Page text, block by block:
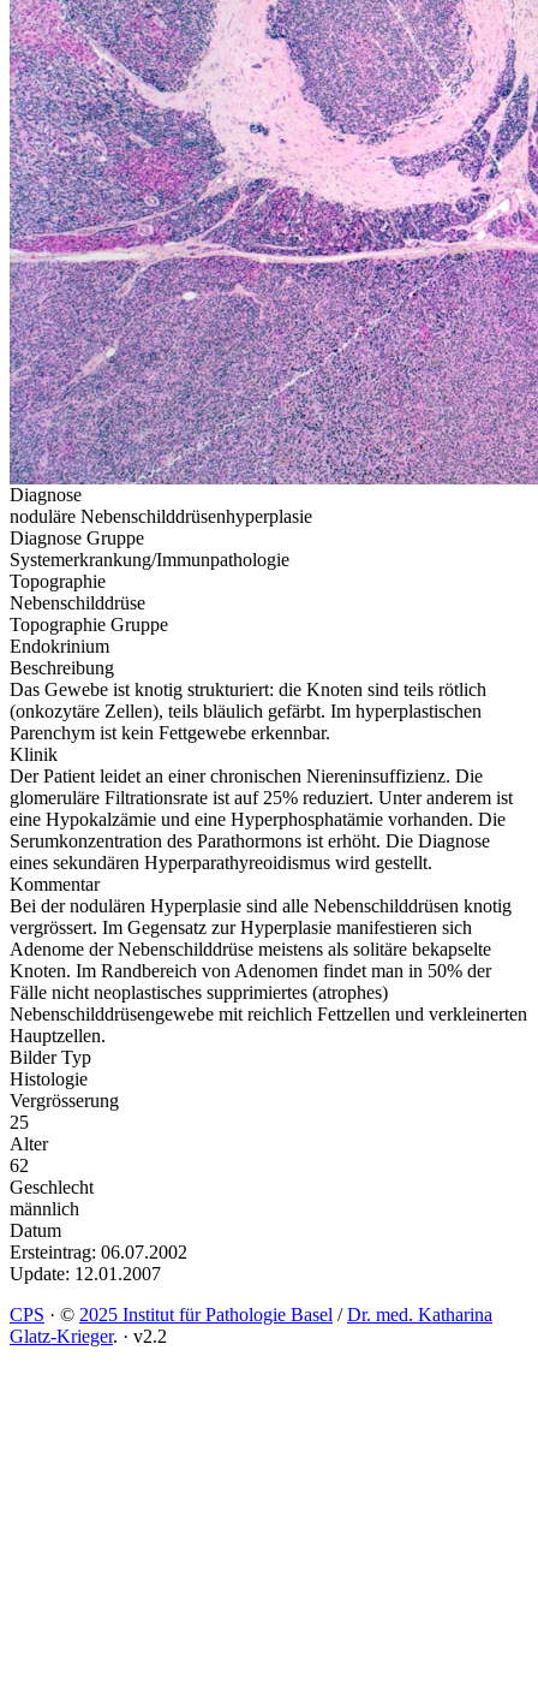
Diagnose
noduläre Nebenschilddrüsenhyperplasie
Diagnose Gruppe
Systemerkrankung/Immunpathologie
Topographie
Nebenschilddrüse
Topographie Gruppe
Endokrinium
Beschreibung
Das Gewebe ist knotig strukturiert: die Knoten sind teils rötlich
(onkozytäre Zellen), teils bläulich gefärbt. Im hyperplastischen
Parenchym ist kein Fettgewebe erkennbar.
Klinik
Der Patient leidet an einer chronischen Niereninsuffizienz. Die
glomeruläre Filtrationsrate ist auf 25% reduziert. Unter anderem ist
eine Hypokalzämie und eine Hyperphosphatämie vorhanden. Die
Serumkonzentration des Parathormons ist erhöht. Die Diagnose
eines sekundären Hyperparathyreoidismus wird gestellt.
Kommentar
Bei der nodulären Hyperplasie sind alle Nebenschilddrüsen knotig
vergrössert. Im Gegensatz zur Hyperplasie manifestieren sich
Adenome der Nebenschilddrüse meistens als solitäre bekapselte
Knoten. Im Randbereich von Adenomen findet man in 50% der
Fälle nicht neoplastisches supprimiertes (atrophes)
Nebenschilddrüsengewebe mit reichlich Fettzellen und verkleinerten
Hauptzellen.
Bilder Typ
Histologie
Vergrösserung
25
Alter
62
Geschlecht
männlich
Datum
Ersteintrag: 06.07.2002
Update: 12.01.2007
CPS · © 2025 Institut für Pathologie Basel /Dr. med. Katharina
Glatz-Krieger. · v2.2